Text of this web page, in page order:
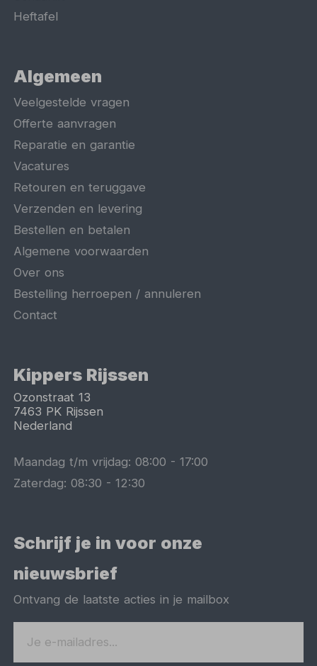
Heftafel
Algemeen
Veelgestelde vragen
Offerte aanvragen
Reparatie en garantie
Vacatures
Retouren en teruggave
Verzenden en levering
Bestellen en betalen
Algemene voorwaarden
Over ons
Bestelling herroepen / annuleren
Contact
Kippers Rijssen
Ozonstraat 13
7463 PK Rijssen
Nederland
Maandag t/m vrijdag:08:00 -17:00
Zaterdag:08:30 -12:30
Schrijf je in voor onze
nieuwsbrief
Ontvang de laatste acties in je mailbox